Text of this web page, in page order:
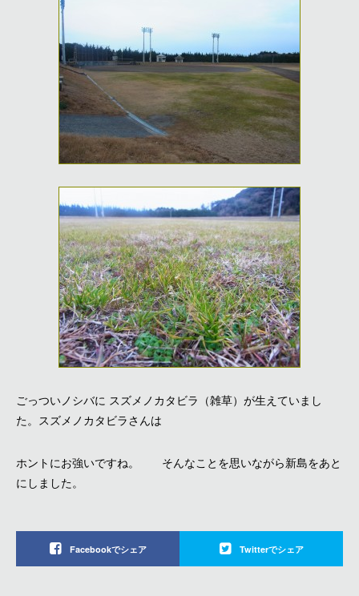
ごっついノシバに スズメノカタビラ（雑草）が生えていまし
た。スズメノカタビラさんは
ホントにお強いですね。 そんなことを思いながら新島をあと
にしました。
Facebookでシェア Twitterでシェア